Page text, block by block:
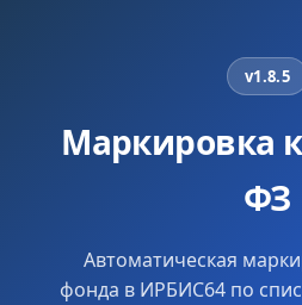
v1.8.5
Маркировка
ФЗ
Автоматическая
фонда в ИРБИС64 по